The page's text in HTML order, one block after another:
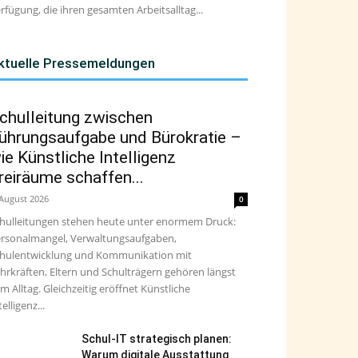
die ihren gesamten Arbeitsalltag...
Pressemeldungen
zwischen
und Bürokratie –
Künstliche Intelligenz
schaffen...
2026 0
stehen heute unter enormem Druck:
Verwaltungsaufgaben,
und Kommunikation mit
Eltern und Schulträgern gehören längst
Alltag. Gleichzeitig eröffnet Künstliche
Schul-IT strategisch planen:
Warum digitale Ausstattung